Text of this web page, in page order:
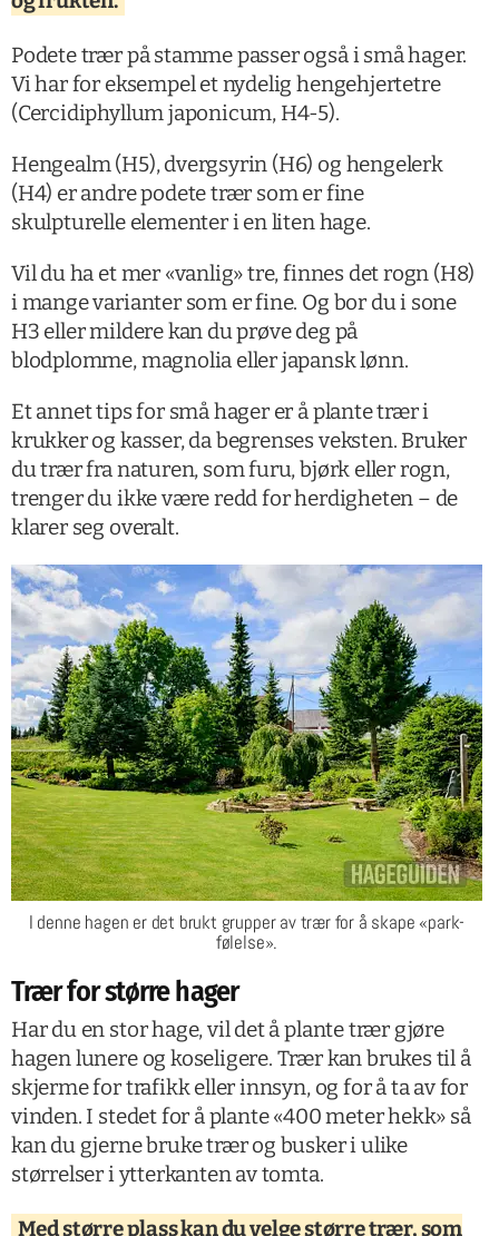
Podete trær på stamme passer også i små hager.
Vi har for eksempel et nydelig hengehjertetre
(Cercidiphyllum japonicum, H4-5).
Hengealm (H5), dvergsyrin (H6) og hengelerk
(H4) er andre podete trær som er fine
skulpturelle elementer i en liten hage.
Vil du ha et mer «vanlig» tre, finnes det rogn (H8)
i mange varianter som er fine. Og bor du i sone
H3 eller mildere kan du prøve deg på
blodplomme, magnolia eller japansk lønn.
Et annet tips for små hager er å plante trær i
krukker og kasser, da begrenses veksten. Bruker
du trær fra naturen, som furu, bjørk eller rogn,
trenger du ikke være redd for herdigheten – de
klarer seg overalt.
I denne hagen er det brukt grupper av trær for å skape «park-
følelse».
Trær for større hager
Har du en stor hage, vil det å plante trær gjøre
hagen lunere og koseligere. Trær kan brukes til å
skjerme for trafikk eller innsyn, og for å ta av for
vinden. I stedet for å plante «400 meter hekk» så
kan du gjerne bruke trær og busker i ulike
størrelser i ytterkanten av tomta.
Med større plass kan du velge større trær, som